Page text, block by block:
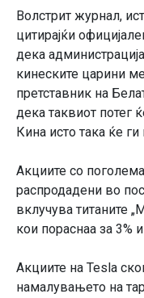
Волстрит журнал,
цитирајќи
дека
кинеските царини
претставник на
дека таквиот потег
Кина исто така ќе
Акциите со
распродадени во
вклучува титаните
кои пораснаа за 3%
Акциите на Tesla
намалувањето на